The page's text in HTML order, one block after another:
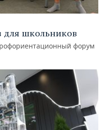
для школьников
форум